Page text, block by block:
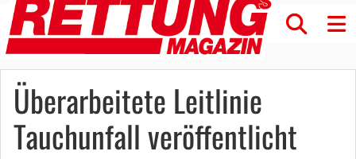
Überarbeitete Leitlinie
Tauchunfall veröffentlicht